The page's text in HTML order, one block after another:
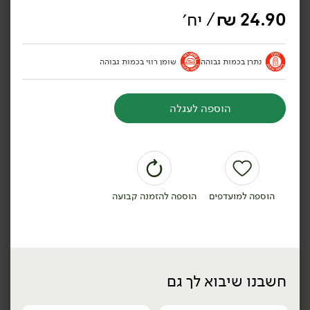
24.90
₪/ יח׳
גבינת מסקרפונה איטלקית -
'גרנרולו'
הוספה לסל
12.90
₪
/
פילגד בסגנון גבינת שקדים
9% - 'מחלבות גד'
24.90
₪/ יח׳
נתרן בכמות גבוהה שומן רווי בכמות גבוהה
הוספה לעגלה
הוספה למועדפים הוספה להזמנה קבועה
חשבנו שיבוא לך גם